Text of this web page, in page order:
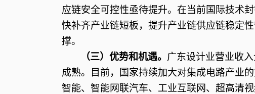
应链安全可控性亟待提升。在当前国际技术
快补齐产业链短板，提升产业链供应链稳定
撑。
（三）优势和机遇。 广东设计业营业收
成熟。目前，国家持续加大对集成电路产业
智能、智能网联汽车、工业互联网、超高清